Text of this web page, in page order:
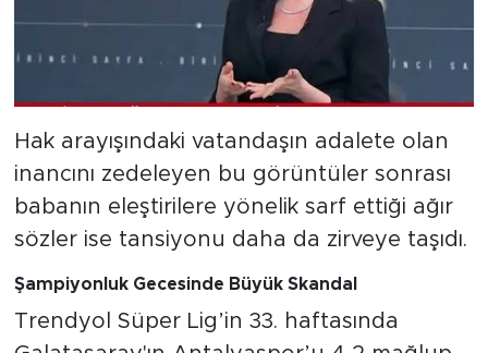
Hak arayışındaki vatandaşın adalete olan
inancını zedeleyen bu görüntüler sonrası
babanın eleştirilere yönelik sarf ettiği ağır
sözler ise tansiyonu daha da zirveye taşıdı.
Şampiyonluk Gecesinde Büyük Skandal
Trendyol Süper Lig’in 33. haftasında